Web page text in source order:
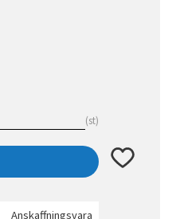
st
Lägg till i
Anskaffningsvara